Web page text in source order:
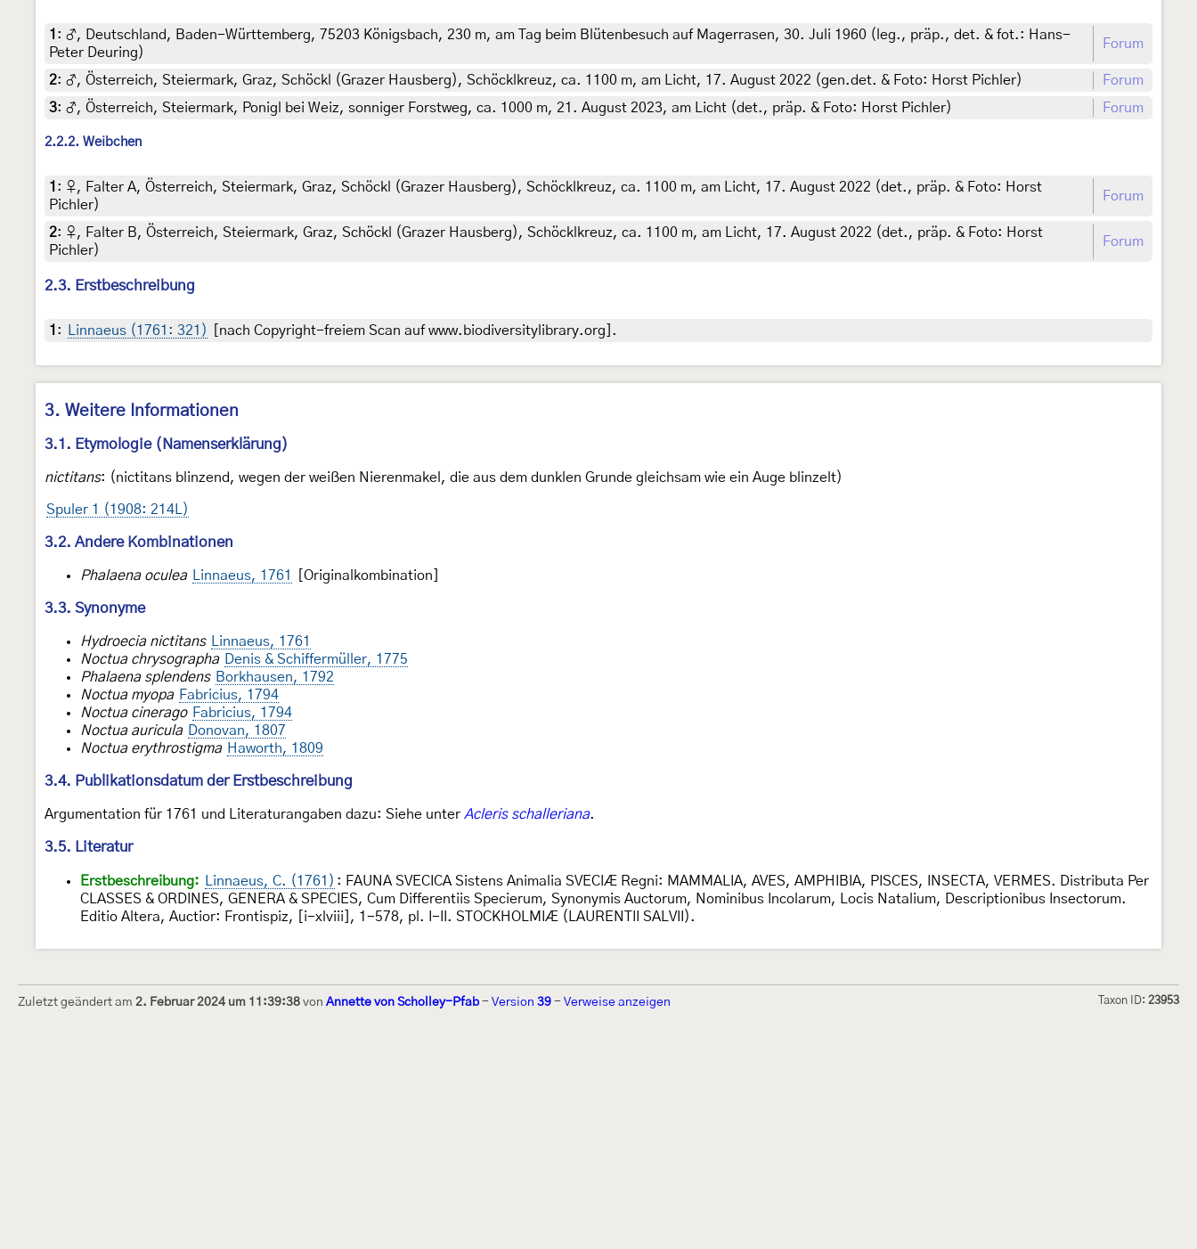
1 : ♂, Deutschland, Baden-Württemberg, 75203 Königsbach, 230 m, am Tag beim Blütenbesuch auf Magerrasen, 30. Juli 1960 (leg., präp., det. & fot.: Hans-
Peter Deuring)
Forum
2: ♂, Österreich, Steiermark, Graz, Schöckl (Grazer Hausberg), Schöcklkreuz, ca. 1100 m, am Licht, 17. August 2022 (gen.det. & Foto: Horst Pichler)
Forum
3: ♂, Österreich, Steiermark, Ponigl bei Weiz, sonniger Forstweg, ca. 1000 m, 21. August 2023, am Licht (det., präp. & Foto: Horst Pichler) Forum
2.2.2. Weibchen
1 : ♀, Falter A, Österreich, Steiermark, Graz, Schöckl (Grazer Hausberg), Schöcklkreuz, ca. 1100 m, am Licht, 17. August 2022 (det., präp. & Foto: Horst
Pichler)
Forum
2: ♀, Falter B, Österreich, Steiermark, Graz, Schöckl (Grazer Hausberg), Schöcklkreuz, ca. 1100 m, am Licht, 17. August 2022 (det., präp. & Foto: Horst
Pichler)
Forum
2.3. Erstbeschreibung
1 : Linnaeus (1761: 321) [nach Copyright-freiem Scan auf www.biodiversitylibrary.org].
3. Weitere Informationen
3.1. Etymologie (Namenserklärung)
nictitans: (nictitans blinzend, wegen der weißen Nierenmakel, die aus dem dunklen Grunde gleichsam wie ein Auge blinzelt)
Spuler 1 (1908: 214L)
3.2. Andere Kombinationen
Phalaena oculea Linnaeus, 1761 [Originalkombination]
3.3. Synonyme
Hydroecia nictitans Linnaeus, 1761
Noctua chrysographa Denis & Schiffermüller, 1775
Phalaena splendens Borkhausen, 1792
Noctua myopa Fabricius, 1794
Noctua cinerago Fabricius, 1794
Noctua auricula Donovan, 1807
Noctua erythrostigma Haworth, 1809
3.4. Publikationsdatum der Erstbeschreibung
Argumentation für 1761 und Literaturangaben dazu: Siehe unter Acleris schalleriana.
3.5. Literatur
Erstbeschreibung: Linnaeus, C. (1761) : FAUNA SVECICA Sistens Animalia SVECIÆ Regni: MAMMALIA, AVES, AMPHIBIA, PISCES, INSECTA, VERMES. Distributa Per
CLASSES & ORDINES, GENERA & SPECIES, Cum Differentiis Specierum, Synonymis Auctorum, Nominibus Incolarum, Locis Natalium, Descriptionibus Insectorum.
Editio Altera, Auctior: Frontispiz, [i-xlviii], 1-578, pl. I-II. STOCKHOLMIÆ (LAURENTII SALVII).
Zuletzt geändert am 2. Februar 2024 um 11:39:38 von Annette von Scholley-Pfab - Version 39 - Verweise anzeigen Taxon ID: 23953